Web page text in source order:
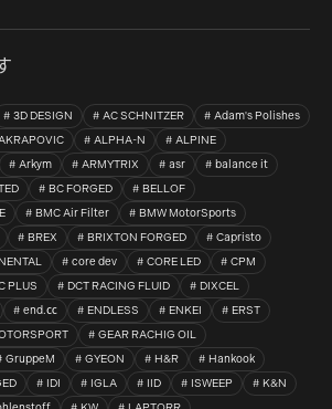
3D DESIGN AC SCHNITZER
Adam's Polishes
ALPHA-N
ALPINE
Arkym ARMYTRIX asr
balance it
BC FORGED
BELLOF
BMC Air Filter
BMW MotorSports
BREX BRIXTON FORGED
Capristo
core dev CORE LED
CPM
PLUS DCT RACING FLUID
DIXCEL
end.㏄ ENDLESS ENKEI
ERST
GEAR RACHIG OIL
GruppeM GYEON H&R
Hankook
IDI IGLA IID ISWEEP
K&N